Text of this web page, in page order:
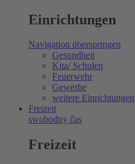
Einrichtungen
Navigation überspringen
Gesundheit
Kita/ Schulen
Feuerwehr
Gewerbe
weitere Einrichtungen
Freizeit
swobodny čas
Freizeit